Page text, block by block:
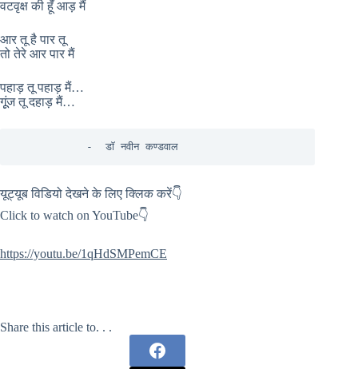
वटवृक्ष की हूॅं आड़ मैं
आर तू है पार तू
तो तेरे आर पार मैं
पहाड़ तू पहाड़ मैं…
गूूंज तू दहाड़ मैं…
           -  डाॅ नवीन कण्डवाल
यूट्यूब विडियो देखने के लिए क्लिक करें👇
Click to watch on YouTube👇
https://youtu.be/1qHdSMPemCE
Share this article to. . .